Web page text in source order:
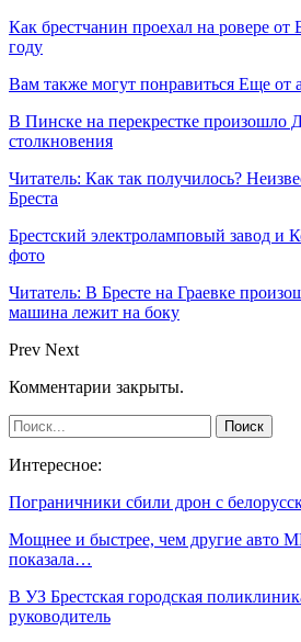
Как брестчанин проехал на ровере от
году
Вам также могут понравиться Еще от
В Пинске на перекрестке
столкновения
Читатель: Как так получилось?
Бреста
Брестский электроламповый завод и
фото
Читатель: В Бресте на Граевке
машина лежит на боку
Prev Next
Комментарии закрыты.
Интересное:
Пограничники сбили дрон с
Мощнее и быстрее, чем другие авто
показала…
В УЗ Брестская городская
руководитель